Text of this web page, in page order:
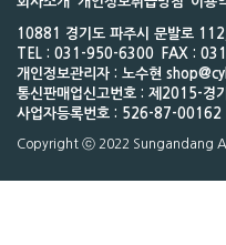
10881 경기도 파주시 문발로
TEL : 031-950-6300
FAX :
개인정보관리자 : 노수현
통신판매업신고번호 : 제2015-경
사업자등록번호 : 526-87-00162 [
Copyright ⓒ 2022 Sungandang